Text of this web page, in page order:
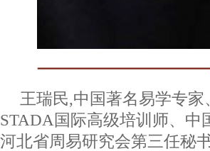
王瑞民,中国著名易学专
STADA国际高级培训师、
河北省周易研究会第三任秘